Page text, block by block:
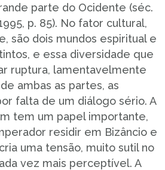
parte do Ocidente (séc.
p. 85). No fator cultural,
são dois mundos espiritual e
e essa diversidade que
ruptura, lamentavelmente
ambas as partes, as
falta de um diálogo sério. A
tem um papel importante,
residir em Bizâncio e
uma tensão, muito sutil no
vez mais perceptível. A